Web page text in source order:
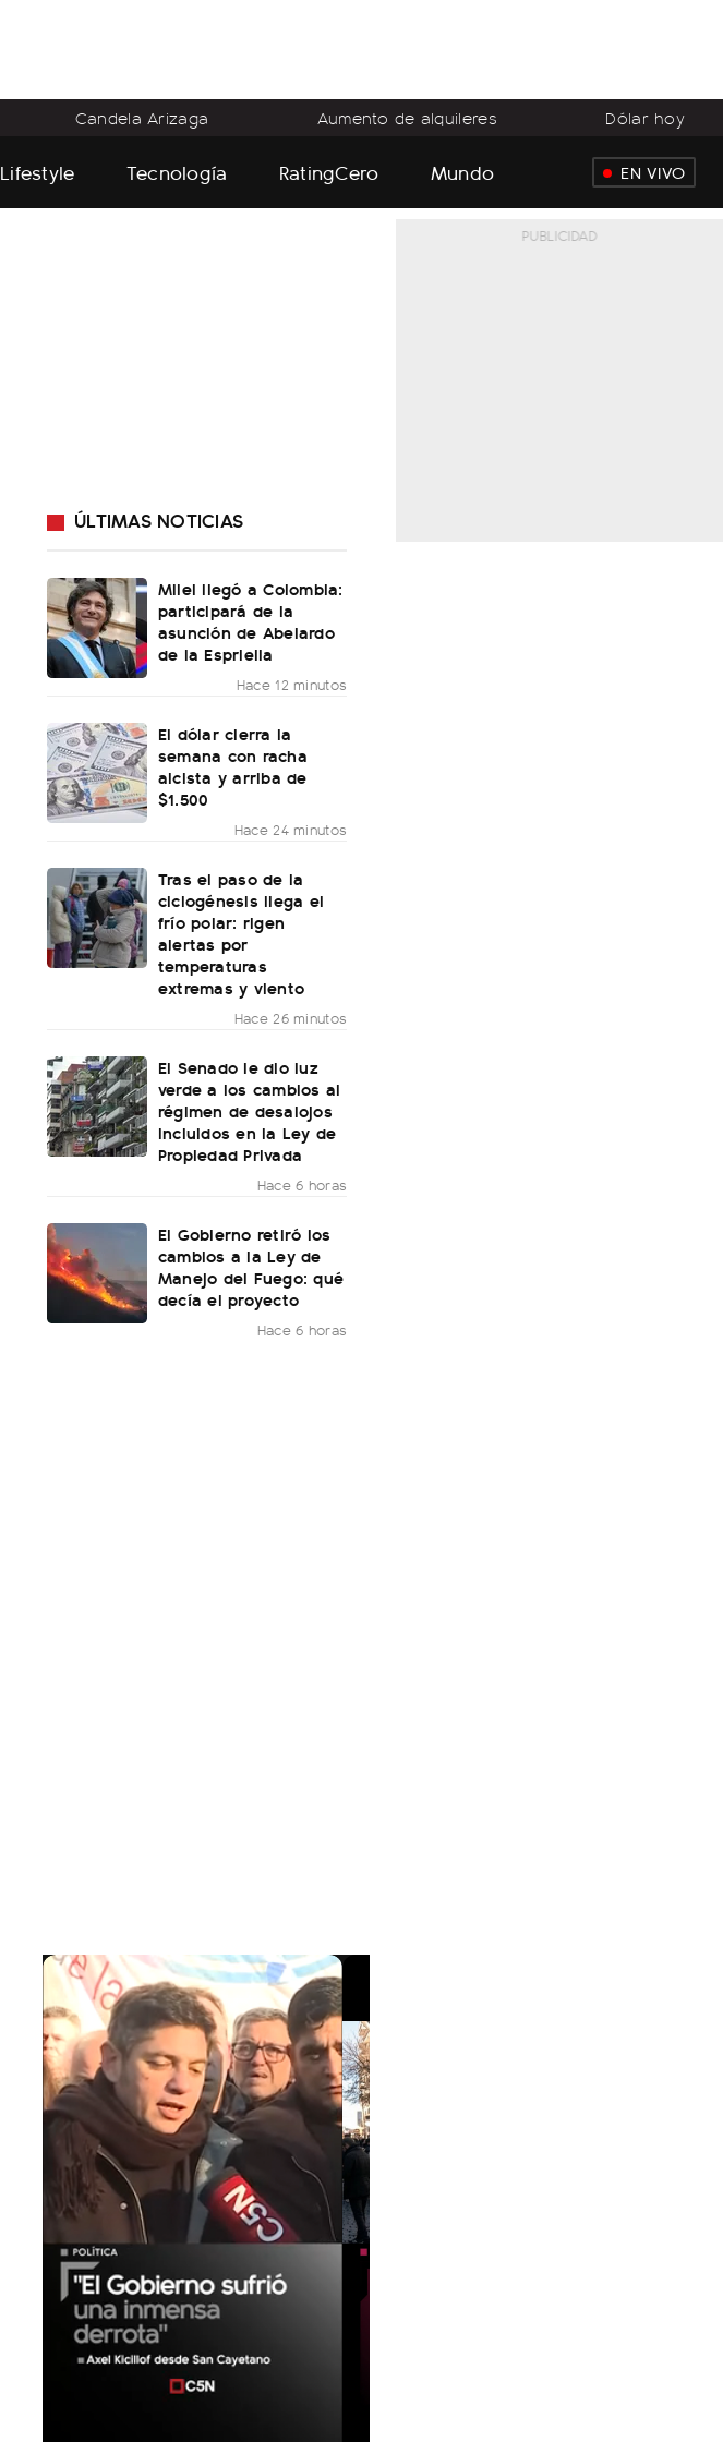
Candela Arizaga Aumento de alquileres Dólar hoy
Lifestyle Tecnología RatingCero Mundo EN VIVO
ÚLTIMAS NOTICIAS
Milei llegó a Colombia:
participará de la
asunción de Abelardo
de la Espriella
Hace 12 minutos
El dólar cierra la
semana con racha
alcista y arriba de
$1.500
Hace 24 minutos
Tras el paso de la
ciclogénesis llega el
frío polar: rigen
alertas por
temperaturas
extremas y viento
Hace 26 minutos
El Senado le dio luz
verde a los cambios al
régimen de desalojos
incluidos en la Ley de
Propiedad Privada
Hace 6 horas
El Gobierno retiró los
cambios a la Ley de
Manejo del Fuego: qué
decía el proyecto
Hace 6 horas